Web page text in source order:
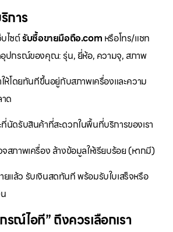
การ
บไซต์รับซื้อขายมือถือ.com หรือโทร/แชท
อุปกรณ์ของคุณ: รุ่น, ยี่ห้อ, ความจุ, สภาพ
ให้โดยทันทีขึ้นอยู่กับสภาพเครื่องและความ
ด
นัดรับสินค้าที่สะดวกในพื้นที่บริการของเรา
จสภาพเครื่อง ล้างข้อมูลให้เรียบร้อย (หากมี)
แล้ว รับเงินสดทันที พร้อมรับใบเสร็จหรือ
รณ์ไอที” ถึงควรเลือกเรา